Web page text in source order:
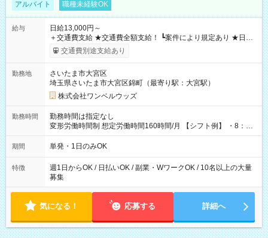
アルバイト 職種未経験OK
給与
日給13,000円～
＋交通費支給 ★交通費全額支給！ ┗案件により規定あり ★日払
いOK！（規定あり） ┗働いたその日に現金GET♪ お仕事後はコ
ンビニATMから 日払い分を引き落とせます！ 【試用期間】試
交通費別途支給あり
勤務地
さいたま市大宮区
埼玉県さいたま市大宮区錦町（最寄り駅：大宮駅）
株式会社ワンベルウッズ
勤務時間
勤務時間は指定なし
変形労働時間制 想定労働時間160時間/月 【シフト例】 ・8：00
～21：00
期間 単発・1日のみOK
特徴
週1日からOK / 日払いOK / 副業・WワークOK / 10名以上の大量
募集
気になる！ 応募する 詳細へ